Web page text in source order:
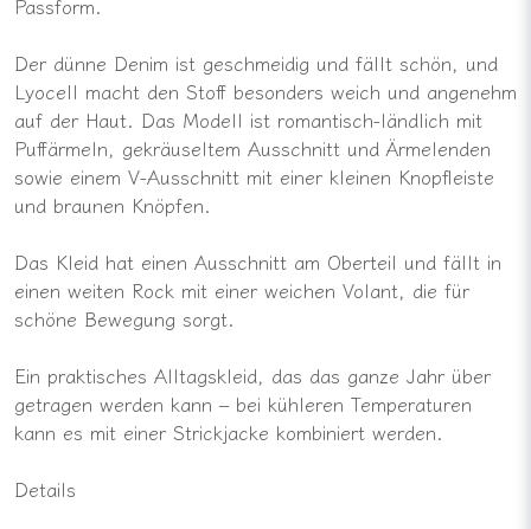
Der dünne Denim ist geschmeidig und fällt schön, und
Lyocell macht den Stoff besonders weich und angenehm
auf der Haut. Das Modell ist romantisch-ländlich mit
Puffärmeln, gekräuseltem Ausschnitt und Ärmelenden
sowie einem V-Ausschnitt mit einer kleinen Knopfleiste
und braunen Knöpfen.
Das Kleid hat einen Ausschnitt am Oberteil und fällt in
einen weiten Rock mit einer weichen Volant, die für
schöne Bewegung sorgt.
Ein praktisches Alltagskleid, das das ganze Jahr über
getragen werden kann – bei kühleren Temperaturen
kann es mit einer Strickjacke kombiniert werden.
Details